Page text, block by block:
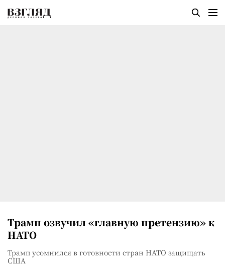
Трамп озвучил «главную претензию» к
НАТО
Трамп усомнился в готовности стран НАТО защищать
США